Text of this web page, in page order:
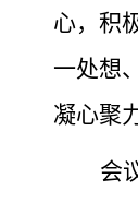
心，积
一处想
凝心聚
会